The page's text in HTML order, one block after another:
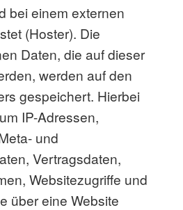
bei einem externen
(Hoster). Die
Daten, die auf dieser
werden auf den
gespeichert. Hierbei
IP-Adressen,
und
Vertragsdaten,
Websitezugriffe und
über eine Website